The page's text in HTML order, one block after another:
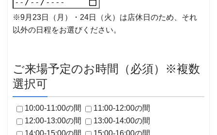
※9月23日（月）・24日（火）は店休日のため、それ
以外の日程をお選びください。
ご来場予定のお時間（必須）※複数
選択可
10:00-11:00の間
11:00-12:00の間
12:00-13:00の間
13:00-14:00の間